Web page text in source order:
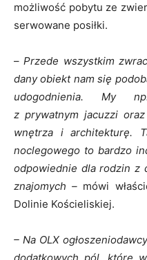
możliwość pobytu ze
serwowane posiłki.
– Przede wszystkim
dany obiekt nam się
udogodnienia. My
z prywatnym jacuzzi
wnętrza i architekturę.
noclegowego to bardzo
odpowiednie dla rodzin z
znajomych – mówi
Dolinie Kościeliskiej.
– Na OLX